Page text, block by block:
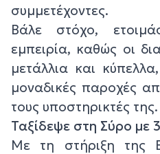
συμμετέχοντες.
Βάλε στόχο,
εμπειρία, καθώς οι
μετάλλια και
μοναδικές παροχές
τους υποστηρικτές της.
Ταξίδεψε στη Σύρο με
Με τη στήριξη της